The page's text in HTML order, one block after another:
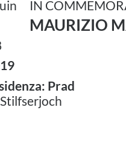
IN
MAURIZIO
Prad